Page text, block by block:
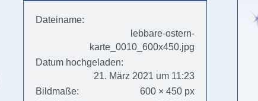
Dateiname
lebbare-ostern-
karte_0010_600x450.jpg
Datum hochgeladen
21. März 2021 um 11:23
Bildmaße
600 × 450 px